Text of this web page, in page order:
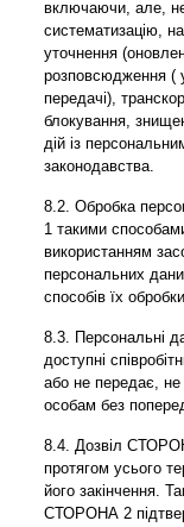
включаючи, але,
систематизацію,
уточнення
розповсюдження (
передачі),
блокування,
дій із
законодавства.
8.2. Обробка
1 такими
використанням
персональних
способів їх
8.3. Персональні
доступні
або не передає, не
особам без
8.4. Дозвіл
протягом усього
його закінчення.
СТОРОНА 2